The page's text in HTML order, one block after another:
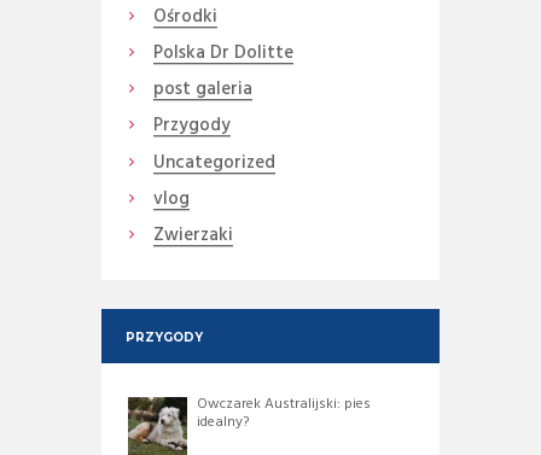
Ośrodki
Polska Dr Dolitte
post galeria
Przygody
Uncategorized
vlog
Zwierzaki
PRZYGODY
Owczarek Australijski: pies
idealny?